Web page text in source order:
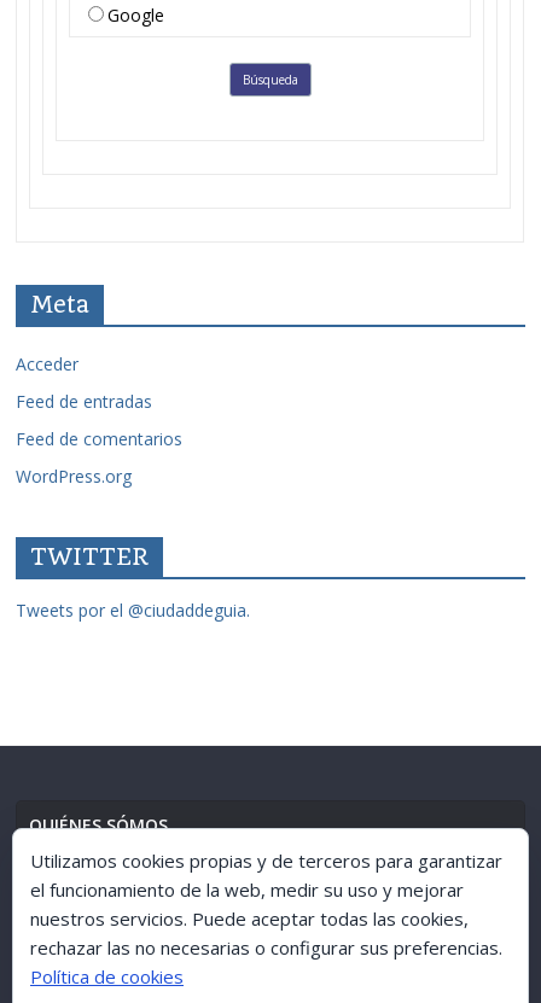
Google
Meta
Acceder
Feed de entradas
Feed de comentarios
WordPress.org
TWITTER
Tweets por el @ciudaddeguia.
QUIÉNES SÓMOS
AVISO LEGAL// POLÍTICA DE PRIVACIDAD
Utilizamos cookies propias y de terceros para garantizar
el funcionamiento de la web, medir su uso y mejorar
nuestros servicios. Puede aceptar todas las cookies,
rechazar las no necesarias o configurar sus preferencias.
Política de cookies